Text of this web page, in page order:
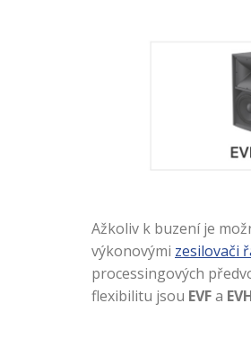
Ažkoliv k buzení je
výkonovými zesilovači
processingových
flexibilitu jsou EVFa